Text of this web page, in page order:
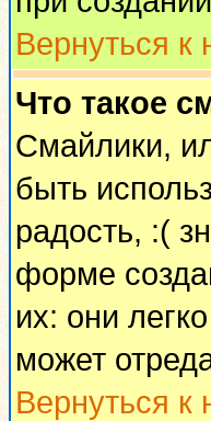
Вернуться к
Что такое
Смайлики,
быть
радость, :(
форме
их: они
может
Вернуться к